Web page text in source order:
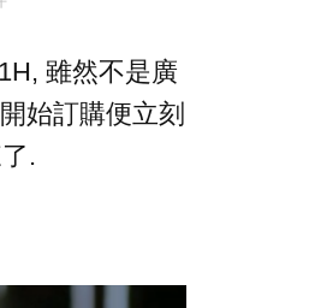
雖然不是廣
始訂購便立刻
.